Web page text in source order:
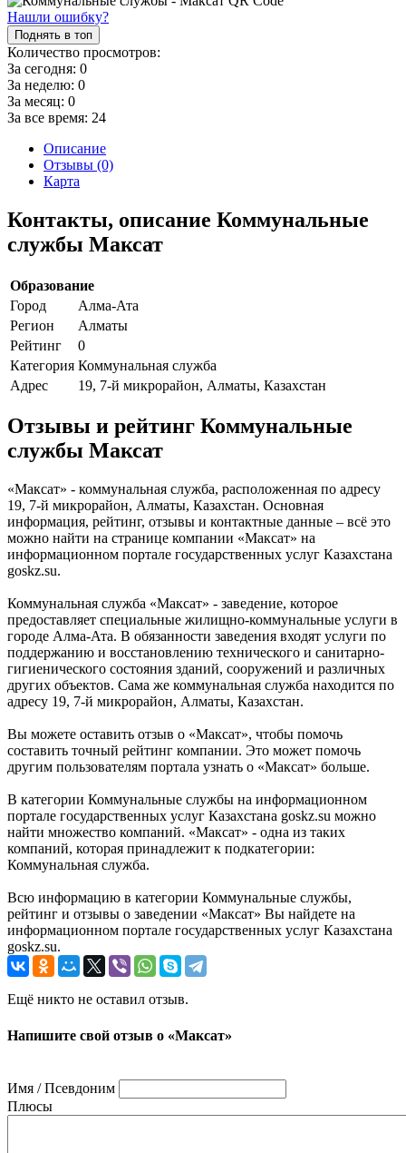
Нашли ошибку?
Поднять в топ
Количество просмотров:
За сегодня: 0
За неделю: 0
За месяц: 0
За все время: 24
Описание
Отзывы (0)
Карта
Контакты, описание Коммунальные
службы Максат
Образование
Город
Алма-Ата
Регион
Алматы
Рейтинг
0
Категория Коммунальная служба
Адрес
19, 7-й микрорайон, Алматы, Казахстан
Отзывы и рейтинг Коммунальные
службы Максат
«Максат» - коммунальная служба, расположенная по адресу
19, 7-й микрорайон, Алматы, Казахстан. Основная
информация, рейтинг, отзывы и контактные данные – всё это
можно найти на странице компании «Максат» на
информационном портале государственных услуг Казахстана
goskz.su.
Коммунальная служба «Максат» - заведение, которое
предоставляет специальные жилищно-коммунальные услуги в
городе Алма-Ата. В обязанности заведения входят услуги по
поддержанию и восстановлению технического и санитарно-
гигиенического состояния зданий, сооружений и различных
других объектов. Сама же коммунальная служба находится по
адресу 19, 7-й микрорайон, Алматы, Казахстан.
Вы можете оставить отзыв о «Максат», чтобы помочь
составить точный рейтинг компании. Это может помочь
другим пользователям портала узнать о «Максат» больше.
В категории Коммунальные службы на информационном
портале государственных услуг Казахстана goskz.su можно
найти множество компаний. «Максат» - одна из таких
компаний, которая принадлежит к подкатегории:
Коммунальная служба.
Всю информацию в категории Коммунальные службы,
рейтинг и отзывы о заведении «Максат» Вы найдете на
информационном портале государственных услуг Казахстана
goskz.su.
Ещё никто не оставил отзыв.
Напишите свой отзыв о «Максат»
Имя / Псевдоним
Плюсы